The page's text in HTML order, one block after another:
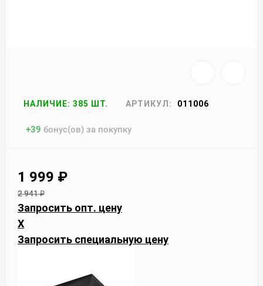
НАЛИЧИЕ: 385 ШТ. АРТИКУЛ: 011006
+39 бонус(ов) за покупку
1 999 ₽
2 941₽
Запросить опт. цену
X
Запросить специальную цену